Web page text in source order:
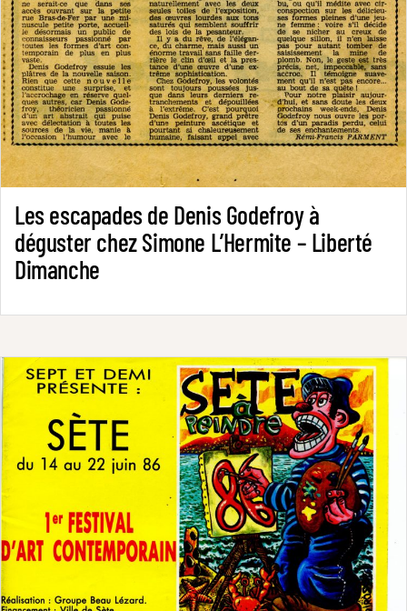
Les escapades de Denis Godefroy à
déguster chez Simone L’Hermite – Liberté
Dimanche